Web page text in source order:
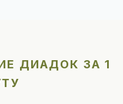
ДИАДОК ЗА 1